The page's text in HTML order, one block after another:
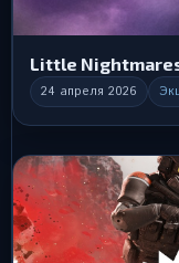
Little
24 апреля 2026